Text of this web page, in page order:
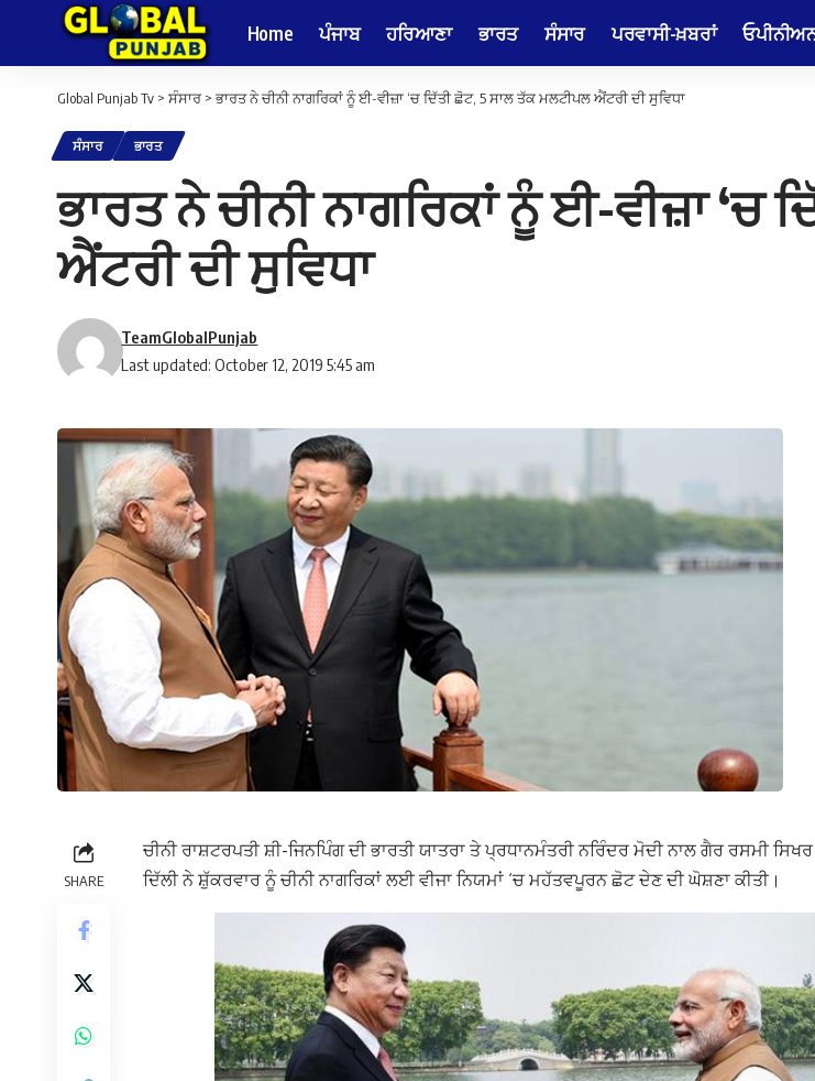
Home ਪੰਜਾਬ ਹਰਿਆਣਾ ਭਾਰਤ ਸੰਸਾਰ ਪਰਵਾਸੀ-ਖ਼ਬਰਾਂ
Global Punjab Tv > ਸੰਸਾਰ> ਭਾਰਤ ਨੇ ਚੀਨੀ ਨਾਗਰਿਕਾਂ ਨੂੰ ਈ-ਵੀਜ਼ਾ ‘ਚ ਦਿੱਤੀ ਛੋਟ, 5 ਸਾਲ ਤੱਕ ਮਲਟੀਪਲ ਐਂਟਰੀ ਦੀ ਸੁਵਿਧਾ
ਸੰਸਾਰ ਭਾਰਤ
ਭਾਰਤ ਨੇ ਚੀਨੀ ਨਾਗਰਿਕਾਂ ਨੂੰ ਈ-ਵੀਜ਼ਾ ‘ਚ
ਐਂਟਰੀ ਦੀ ਸੁਵਿਧਾ
Last updated: October 12, 2019 5:45 am
TeamGlobalPunjab
SHARE
ਚੀਨੀ ਰਾਸ਼ਟਰਪਤੀ ਸ਼ੀ-ਜਿਨਪਿੰਗ ਦੀ ਭਾਰਤੀ ਯਾਤਰਾ ਤੇ ਪ੍ਰਧਾਨਮੰਤਰੀ ਨਰਿੰਦਰ ਮੋਦੀ ਨਾਲ ਗੈਰ ਰਸਮੀ
ਦਿੱਲੀ ਨੇ ਸ਼ੁੱਕਰਵਾਰ ਨੂੰ ਚੀਨੀ ਨਾਗਰਿਕਾਂ ਲਈ ਵੀਜਾ ਨਿਯਮਾਂ ‘ਚ ਮਹੱਤਵਪੂਰਨ ਛੋਟ ਦੇਣ ਦੀ ਘੋਸ਼ਣਾ ਕੀਤੀ।